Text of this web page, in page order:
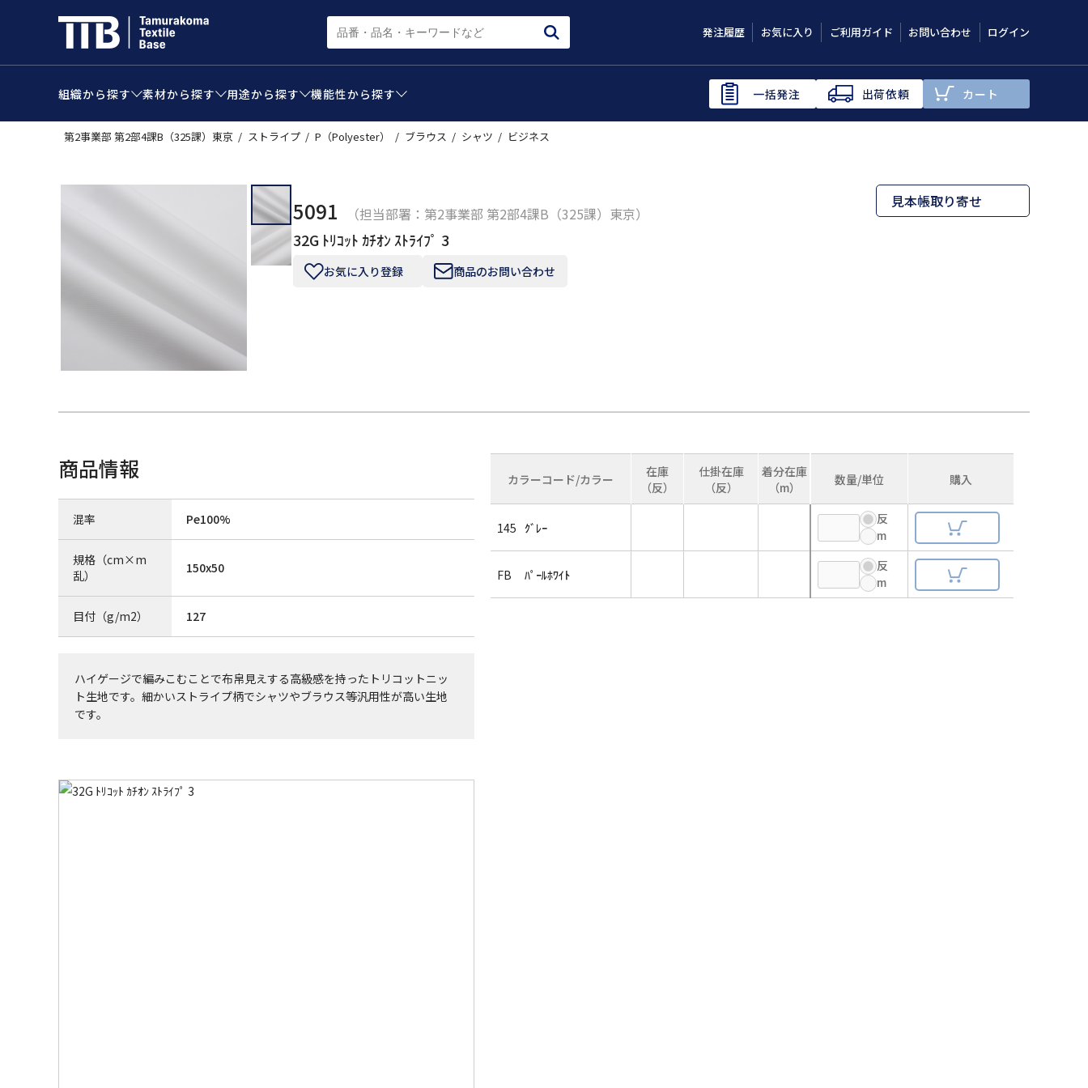
発注履歴 お気に入り ご利用ガイド お問い合わせ ログイン
組織から探す 素材から探す 用途から探す 機能性から探す 一括発注 出荷依頼 カート
第2事業部 第2部4課B（325課）東京 ストライプ P（Polyester） ブラウス シャツ ビジネス
5091 （担当部署：第2事業部 第2部4課B（325課）東京）
32G ﾄﾘｺｯﾄ ｶﾁｵﾝ ｽﾄﾗｲﾌﾟ 3
お気に入り登録 商品のお問い合わせ
見本帳取り寄せ
商品情報
混率 Pe100%
規格（cm×m
乱）
150x50
目付（g/m2） 127
ハイゲージで編みこむことで布帛見えする高級感を持ったトリコットニッ
ト生地です。細かいストライプ柄でシャツやブラウス等汎用性が高い生地
です。
カラーコード/カラー
在庫
（反）
仕掛在庫
（反）
着分在庫
（m）
数量/単位 購入
145 ｸﾞﾚｰ
反
m
FB ﾊﾟｰﾙﾎﾜｲﾄ
反
m